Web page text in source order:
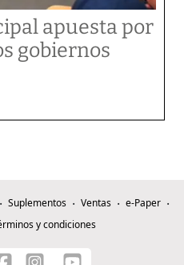
apuesta por
gobiernos
Suplementos Ventas
e-Paper
y condiciones